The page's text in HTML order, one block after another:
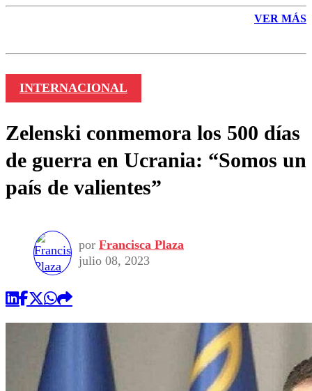
VER MÁS
INTERNACIONAL
Zelenski conmemora los 500 días
de guerra en Ucrania: “Somos un
país de valientes”
por Francisca Plaza
julio 08, 2023